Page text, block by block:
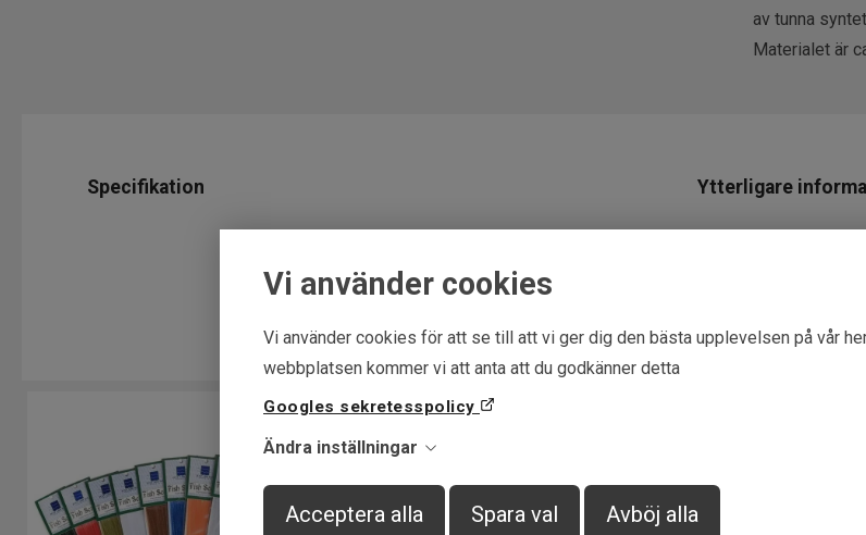
Vi använder cookies
Vi använder cookies för att se till att vi ger dig den bästa upplevelsen på vår
webbplatsen kommer vi att anta att du godkänner detta
Googles sekretesspolicy
Ändra inställningar
Acceptera alla Spara val Avböj alla
av tunna
Materialet är
Specifikation Ytterligare